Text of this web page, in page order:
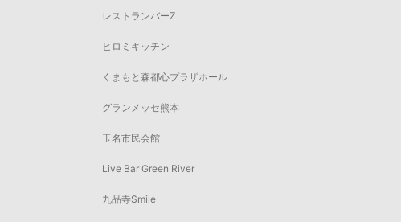
レストランバーZ
ヒロミキッチン
くまもと森都心プラザホール
グランメッセ熊本
玉名市民会館
Live Bar Green River
九品寺Smile